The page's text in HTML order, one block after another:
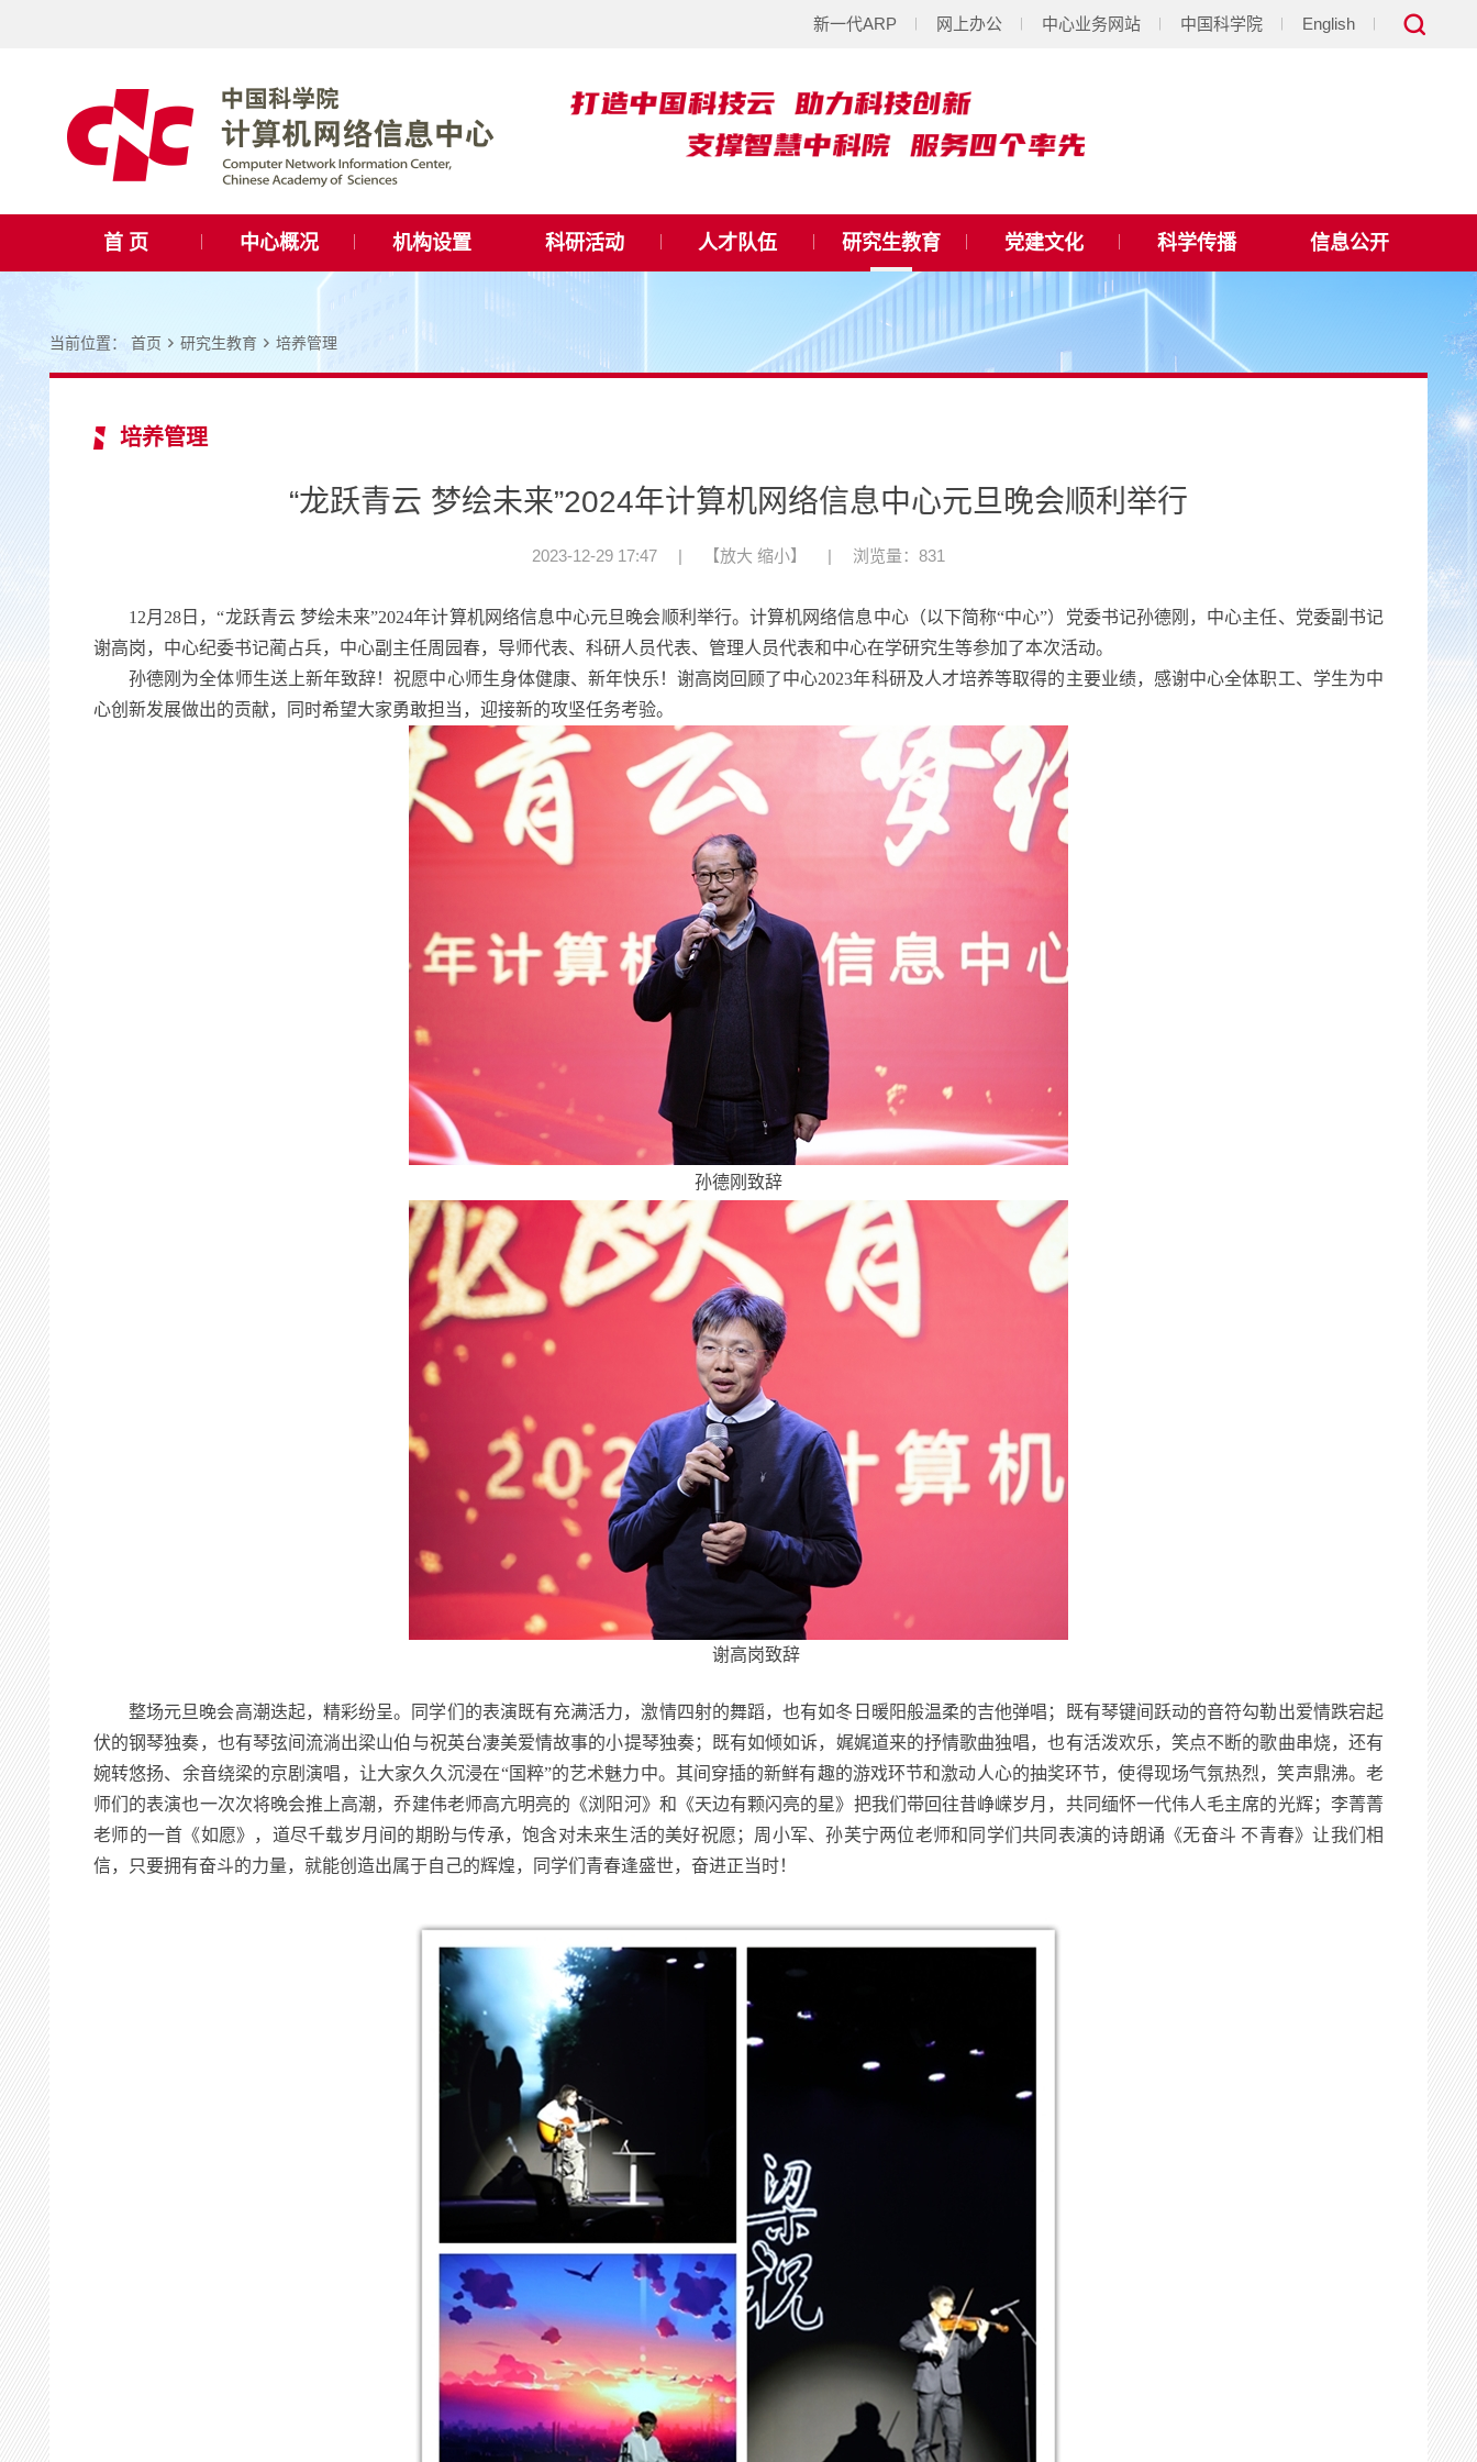
新一代ARP 网上办公 中心业务网站 中国科学院 English
首 页 中心概况 机构设置 科研活动 人才队伍 研究生教育 党建文化 科学传播 信息公开
当前位置： 首页 研究生教育 培养管理
培养管理
“龙跃青云 梦绘未来”2024年计算机网络信息中心元旦晚会顺利举行
2023-12-29 17:47 | 【放大 缩小】 | 浏览量：831
12月28日，“龙跃青云 梦绘未来”2024年计算机网络信息中心元旦晚会顺利举行。计算机网络信息中心（以下简称“中心”）党委书记孙德刚，中心主任、党委副书记
谢高岗，中心纪委书记蔺占兵，中心副主任周园春，导师代表、科研人员代表、管理人员代表和中心在学研究生等参加了本次活动。
孙德刚为全体师生送上新年致辞！祝愿中心师生身体健康、新年快乐！谢高岗回顾了中心2023年科研及人才培养等取得的主要业绩，感谢中心全体职工、学生为中
心创新发展做出的贡献，同时希望大家勇敢担当，迎接新的攻坚任务考验。
孙德刚致辞
谢高岗致辞
整场元旦晚会高潮迭起，精彩纷呈。同学们的表演既有充满活力，激情四射的舞蹈，也有如冬日暖阳般温柔的吉他弹唱；既有琴键间跃动的音符勾勒出爱情跌宕起
伏的钢琴独奏，也有琴弦间流淌出梁山伯与祝英台凄美爱情故事的小提琴独奏；既有如倾如诉，娓娓道来的抒情歌曲独唱，也有活泼欢乐，笑点不断的歌曲串烧，还有
婉转悠扬、余音绕梁的京剧演唱，让大家久久沉浸在“国粹”的艺术魅力中。其间穿插的新鲜有趣的游戏环节和激动人心的抽奖环节，使得现场气氛热烈，笑声鼎沸。老
师们的表演也一次次将晚会推上高潮，乔建伟老师高亢明亮的《浏阳河》和《天边有颗闪亮的星》把我们带回往昔峥嵘岁月，共同缅怀一代伟人毛主席的光辉；李菁菁
老师的一首《如愿》，道尽千载岁月间的期盼与传承，饱含对未来生活的美好祝愿；周小军、孙芙宁两位老师和同学们共同表演的诗朗诵《无奋斗 不青春》让我们相
信，只要拥有奋斗的力量，就能创造出属于自己的辉煌，同学们青春逢盛世，奋进正当时！